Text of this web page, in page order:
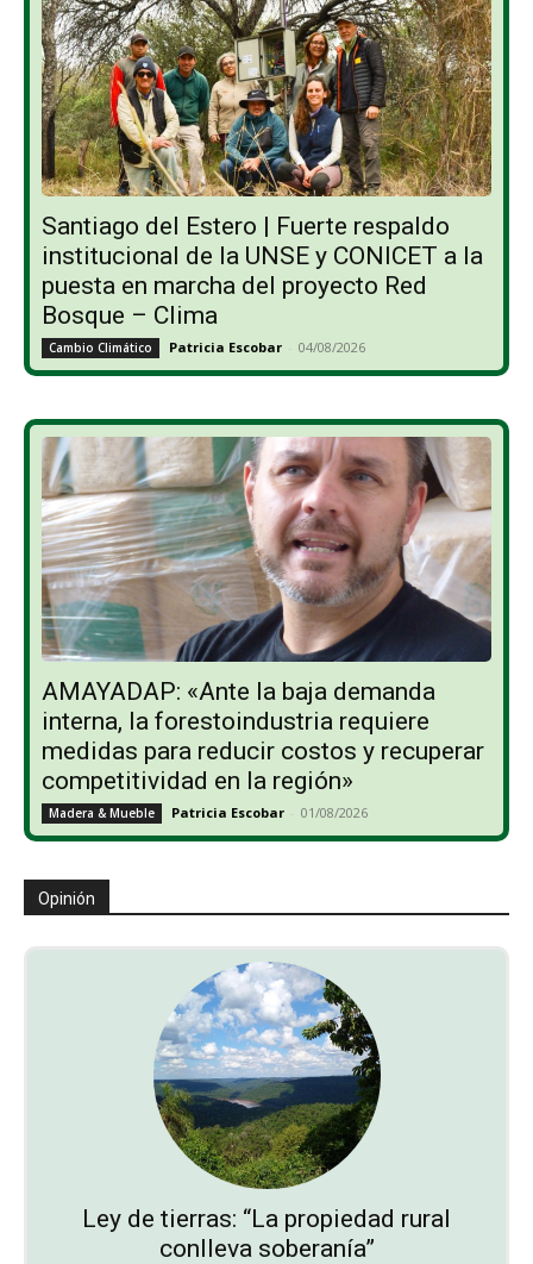
Santiago del Estero | Fuerte respaldo
institucional de la UNSE y CONICET a la
puesta en marcha del proyecto Red
Bosque – Clima
Cambio Climático Patricia Escobar - 04/08/2026
AMAYADAP: «Ante la baja demanda
interna, la forestoindustria requiere
medidas para reducir costos y recuperar
competitividad en la región»
Madera & Mueble Patricia Escobar - 01/08/2026
Opinión
Ley de tierras: “La propiedad rural
conlleva soberanía”